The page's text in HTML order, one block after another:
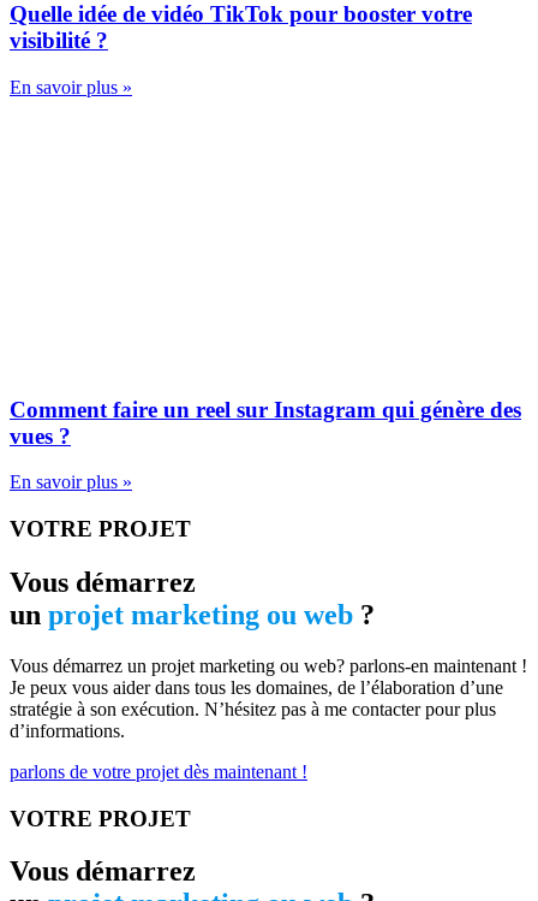
Quelle idée de vidéo TikTok pour booster votre
visibilité ?
En savoir plus »
Comment faire un reel sur Instagram qui génère des
vues ?
En savoir plus »
VOTRE PROJET
Vous démarrez
un projet marketing ou web ?
Vous démarrez un projet marketing ou web? parlons-en maintenant !
Je peux vous aider dans tous les domaines, de l’élaboration d’une
stratégie à son exécution. N’hésitez pas à me contacter pour plus
d’informations.
parlons de votre projet dès maintenant !
VOTRE PROJET
Vous démarrez